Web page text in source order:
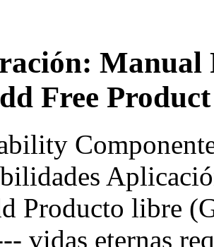
Manual
Free Product
Producto libre
vidas eternas